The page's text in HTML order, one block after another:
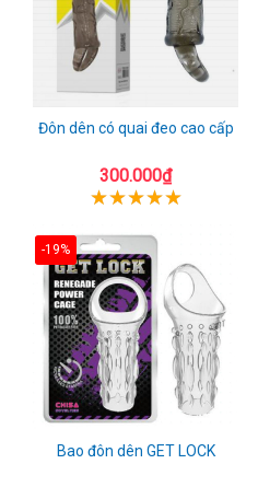
Đôn dên có quai đeo cao cấp
300.000₫
-19%
Bao đôn dên GET LOCK